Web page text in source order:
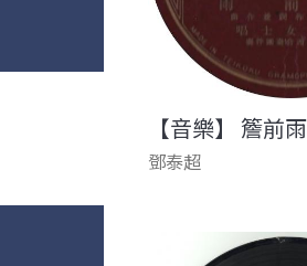
【音樂】 簷前雨
鄧泰超